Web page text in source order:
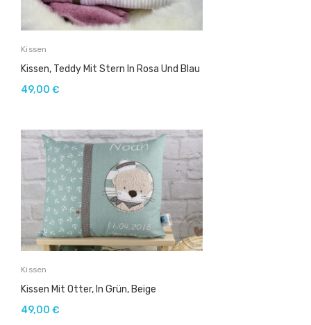
Kissen
Kissen, Teddy Mit Stern In Rosa Und Blau
49,00 €
Kissen
Kissen Mit Otter, In Grün, Beige
49,00 €